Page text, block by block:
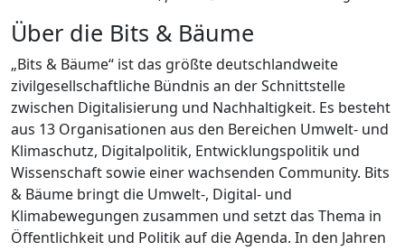
Über die Bits & Bäume
„Bits & Bäume“ ist das größte deutschlandweite
zivilgesellschaftliche Bündnis an der Schnittstelle
zwischen Digitalisierung und Nachhaltigkeit. Es besteht
aus 13 Organisationen aus den Bereichen Umwelt- und
Klimaschutz, Digitalpolitik, Entwicklungspolitik und
Wissenschaft sowie einer wachsenden Community. Bits
& Bäume bringt die Umwelt-, Digital- und
Klimabewegungen zusammen und setzt das Thema in
Öffentlichkeit und Politik auf die Agenda. In den Jahren